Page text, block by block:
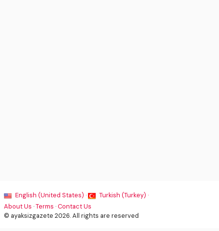
English (United States) ·
Turkish (Turkey) ·
About Us ·Terms ·Contact Us
© ayaksizgazete 2026. All rights are reserved